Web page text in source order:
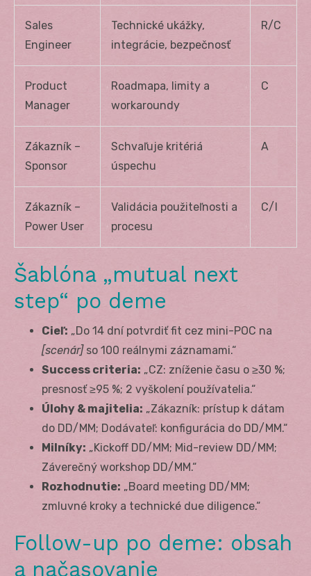
Sales
Engineer
Technické ukážky,
integrácie, bezpečnosť
R/C
Product
Manager
Roadmapa, limity a
workaroundy
C
Zákazník –
Sponsor
Schvaľuje kritériá
úspechu
A
Zákazník –
Power User
Validácia použiteľnosti a
procesu
C/I
Šablóna „mutual next
step“ po deme
Cieľ: „Do 14 dní potvrdiť fit cez mini-POC na
[scenár]so 100 reálnymi záznamami.“
Success criteria: „CZ: zníženie času o ≥30 %;
presnosť ≥95 %; 2 vyškolení používatelia.“
Úlohy & majitelia: „Zákazník: prístup k dátam
do DD/MM; Dodávateľ: konfigurácia do DD/MM.“
Milníky: „Kickoff DD/MM; Mid-review DD/MM;
Záverečný workshop DD/MM.“
Rozhodnutie: „Board meeting DD/MM;
zmluvné kroky a technické due diligence.“
Follow-up po deme: obsah
a načasovanie